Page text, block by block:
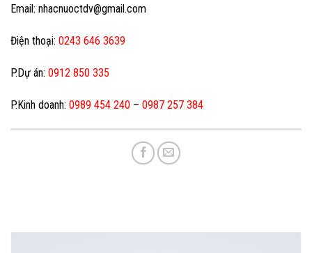
Email: nhacnuoctdv@gmail.com
Điện thoại: 0243 646 3639
P.Dự án: 0912 850 335
P.Kinh doanh: 0989 454 240 – 0987 257 384